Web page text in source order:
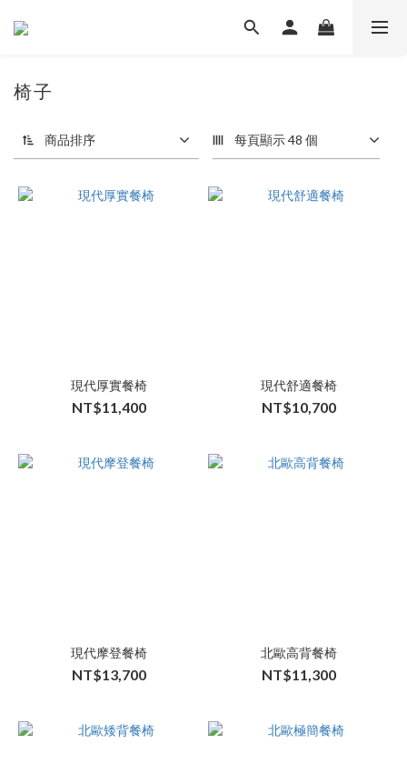
椅子
商品排序 每頁顯示 48 個
現代厚實餐椅
NT$11,400
現代舒適餐椅
NT$10,700
現代摩登餐椅
NT$13,700
北歐高背餐椅
NT$11,300